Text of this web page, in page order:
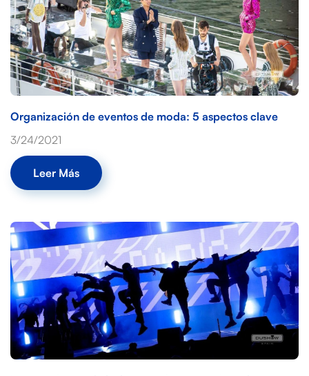
Organización de eventos de moda: 5 aspectos clave
3/24/2021
Leer Más